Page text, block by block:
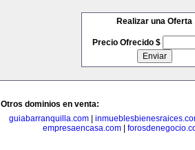
Realizar una Oferta
Precio Ofrecido $
Otros dominios en venta:
guiabarranquilla.com|
empresaencasa.com|